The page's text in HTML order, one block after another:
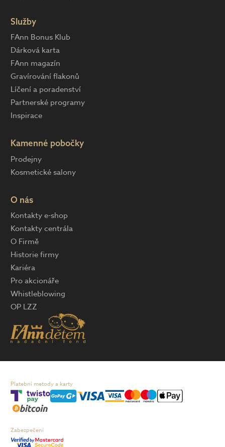
Služby
FAnn Bonus Klub
Dárková karta
FAnn magazín
Gravírování flakonů
Líčení a poradenství
Partnerské programy
Inspirace
Kamenné pobočky
Prodejny
Kosmetické salony
O nás
Kontakty e-shop
Kontakty centrála
O Firmě
Historie firmy
Kariéra
Pro akcionáře
Whistleblowing
OP LZZ
Platební metody a karty
Zabezpečení